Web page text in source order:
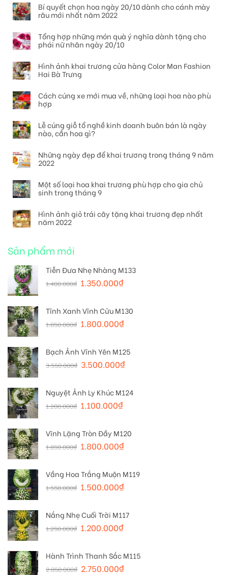
Bí quyết chọn hoa ngày 20/10 dành cho cánh mày
râu mới nhất năm 2022
Tổng hợp những món quà ý nghĩa dành tặng cho
phái nữ nhân ngày 20/10
Hình ảnh khai trương cửa hàng Color Man Fashion
Hai Bà Trưng
Cách cúng xe mới mua về, những loại hoa nào phù
hợp
Lễ cúng giỗ tổ nghề kinh doanh buôn bán là ngày
nào, cần hoa gì?
Những ngày đẹp để khai trương trong tháng 9 năm
2022
Một số loại hoa khai trương phù hợp cho gia chủ
sinh trong tháng 9
Hình ảnh giỏ trái cây tặng khai trương đẹp nhất
năm 2022
Sản phẩm mới
Tiễn Đưa Nhẹ Nhàng M133
1.400.000₫ 1.350.000₫
Tĩnh Xanh Vĩnh Cửu M130
1.850.000₫ 1.800.000₫
Bạch Ảnh Vĩnh Yên M125
3.550.000₫ 3.500.000₫
Nguyệt Ảnh Ly Khúc M124
1.200.000₫ 1.100.000₫
Vĩnh Lặng Tròn Đầy M120
1.850.000₫ 1.800.000₫
Vầng Hoa Trắng Muộn M119
1.550.000₫ 1.500.000₫
Nắng Nhẹ Cuối Trời M117
1.250.000₫ 1.200.000₫
Hành Trình Thanh Sắc M115
2.850.000₫ 2.750.000₫